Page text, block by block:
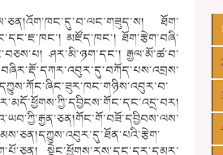
ཐོག་
མཛོད་ཁང་། ཐོག་རྩེག་བཞི་
ཤར་མི་ཉག་དང་། རྒྱལ་མོ་ཚ་བ་
སྟེང་ཕྱོགས་རས་དང་དར་དམར་